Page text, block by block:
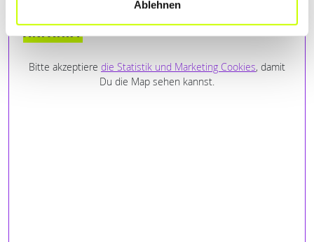
Ablehnen
ANFAHRT
Bitte akzeptiere die Statistik und Marketing Cookies, damit
Du die Map sehen kannst.